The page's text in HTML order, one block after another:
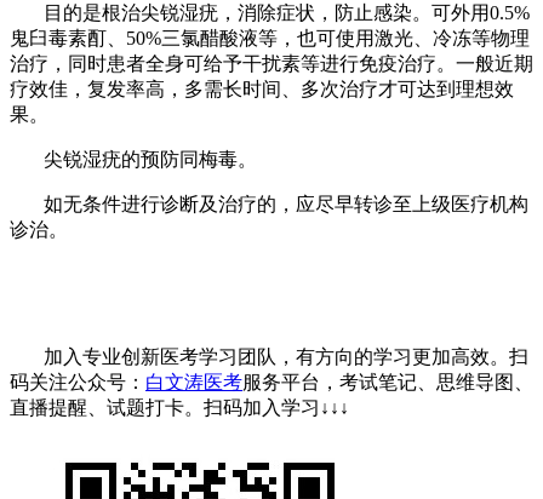
目的是根治尖锐湿疣，消除症状，防止感染。可外用0.5%
鬼臼毒素酊、50%三氯醋酸液等，也可使用激光、冷冻等物理
治疗，同时患者全身可给予干扰素等进行免疫治疗。一般近期
疗效佳，复发率高，多需长时间、多次治疗才可达到理想效
果。
尖锐湿疣的预防同梅毒。
如无条件进行诊断及治疗的，应尽早转诊至上级医疗机构
诊治。
加入专业创新医考学习团队，有方向的学习更加高效。扫
码关注公众号： 白文涛医考服务平台，考试笔记、思维导图、
直播提醒、试题打卡。 扫码加入学习 ↓↓↓